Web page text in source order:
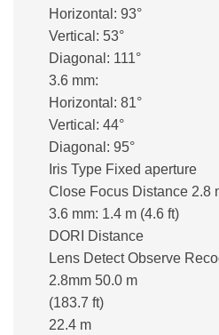
Horizontal: 93°
Vertical: 53°
Diagonal: 111°
3.6 mm:
Horizontal: 81°
Vertical: 44°
Diagonal: 95°
Iris Type Fixed aperture
Close Focus Distance 2.8
3.6 mm: 1.4 m (4.6 ft)
DORI Distance
Lens Detect Observe
2.8mm 50.0 m
(183.7 ft)
22.4 m